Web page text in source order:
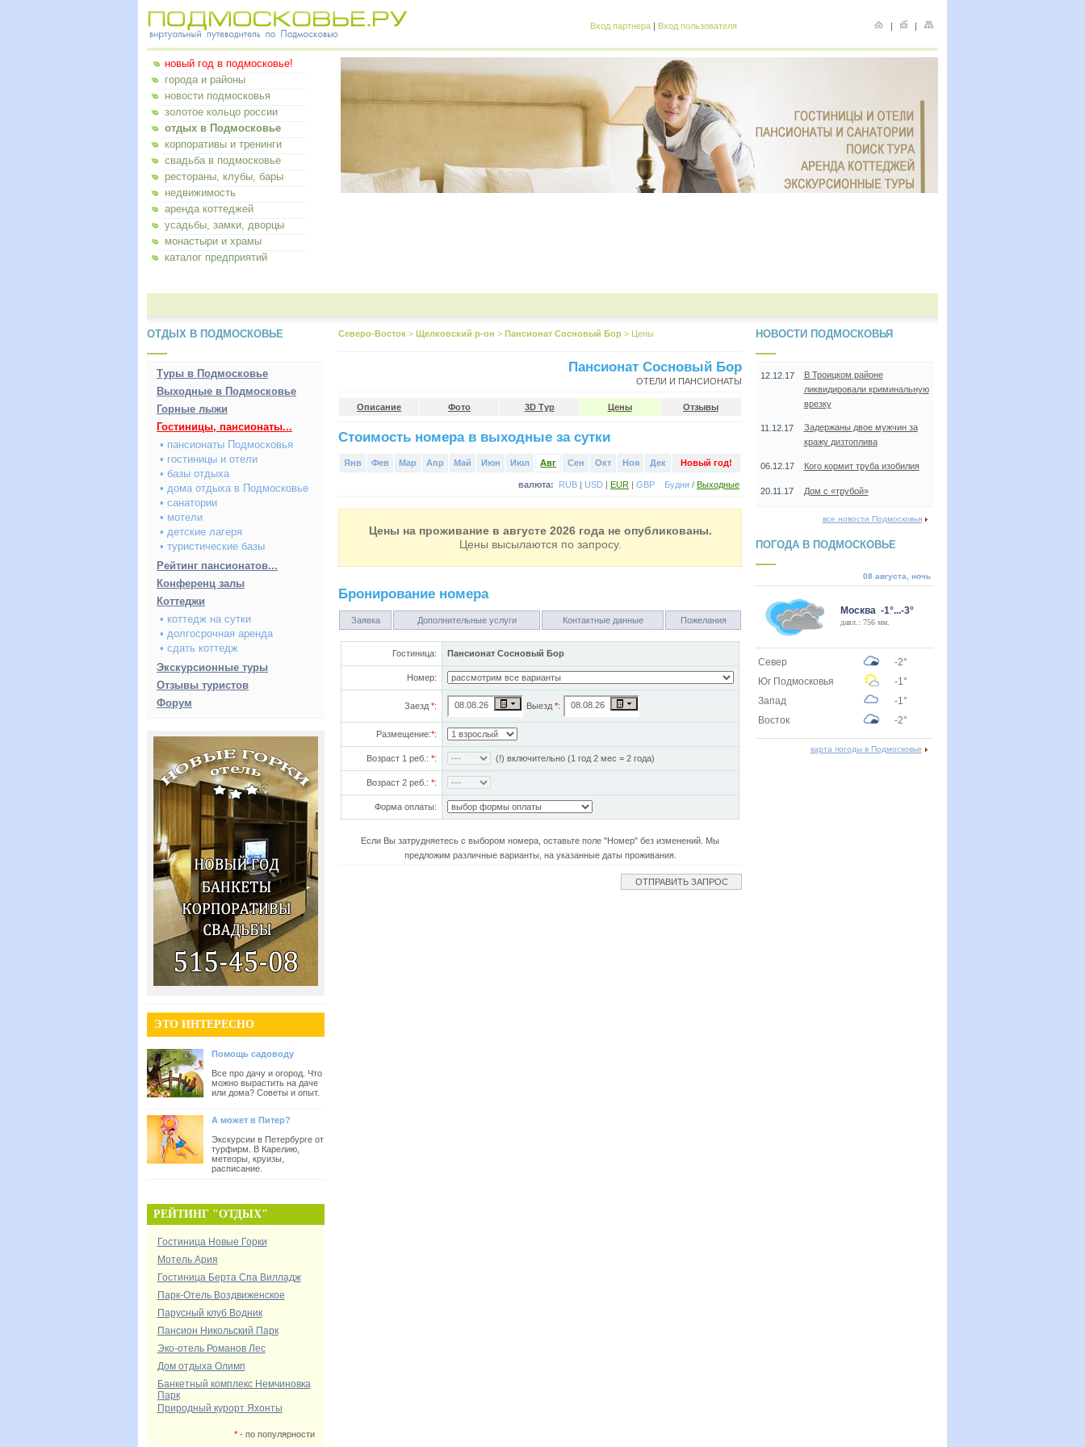
Вход партнера | Вход пользователя | |
новый год в подмосковье!
города и районы
новости подмосковья
золотое кольцо россии
отдых в Подмосковье
корпоративы и тренинги
свадьба в подмосковье
рестораны, клубы, бары
недвижимость
аренда коттеджей
усадьбы, замки, дворцы
монастыри и храмы
каталог предприятий
ОТДЫХ В ПОДМОСКОВЬЕ
Туры в Подмосковье
Выходные в Подмосковье
Горные лыжи
Гостиницы, пансионаты...
• пансионаты Подмосковья
• гостиницы и отели
• базы отдыха
• дома отдыха в Подмосковье
• санатории
• мотели
• детские лагеря
• туристические базы
Рейтинг пансионатов...
Конференц залы
Коттеджи
• коттедж на сутки
• долгосрочная аренда
• сдать коттедж
Экскурсионные туры
Отзывы туристов
Форум
ЭТО ИНТЕРЕСНО
Помощь садоводу
Все про дачу и огород. Что
можно вырастить на даче
или дома? Советы и опыт.
А может в Питер?
Экскурсии в Петербурге от
турфирм. В Карелию,
метеоры, круизы,
расписание.
РЕЙТИНГ "ОТДЫХ"
Гостиница Новые Горки
Мотель Ария
Гостиница Берта Спа Вилладж
Парк-Отель Воздвиженское
Парусный клуб Водник
Пансион Никольский Парк
Эко-отель Романов Лес
Дом отдыха Олимп
Банкетный комплекс Немчиновка
Парк
Природный курорт Яхонты
*- по популярности
Северо-Восток > Щелковский р-он > Пансионат Сосновый Бор > Цены
Пансионат Сосновый Бор
ОТЕЛИ И ПАНСИОНАТЫ
Описание Фото 3D Тур Цены Отзывы
Стоимость номера в выходные за сутки
Янв Фев Мар Апр Май Июн Июл Авг Сен Окт Ноя Дек Новый год!
валюта: RUB | USD | EUR | GBP Будни / Выходные
Цены на проживание в августе 2026 года не опубликованы.
Цены высылаются по запросу.
Бронирование номера
Заявка Дополнительные услуги Контактные данные Пожелания
Гостиница: Пансионат Сосновый Бор
Номер:
Заезд *: Выезд *:
Размещение:*:
Возраст 1 реб.: *: (!) включительно (1 год 2 мес = 2 года)
Возраст 2 реб.: *:
Форма оплаты:
Если Вы затрудняетесь с выбором номера, оставьте поле "Номер" без изменений. Мы
предложим различные варианты, на указанные даты проживания.
НОВОСТИ ПОДМОСКОВЬЯ
12.12.17
В Троицком районе
ликвидировали криминальную
врезку
11.12.17
Задержаны двое мужчин за
кражу дизтоплива
06.12.17 Кого кормит труба изобилия
20.11.17 Дом с «трубой»
все новости Подмосковья
ПОГОДА В ПОДМОСКОВЬЕ
08 августа, ночь
Москва -1°...-3°
давл.: 756 мм.
Север
-2°
Юг Подмосковья
-1°
Запад
-1°
Восток
-2°
карта погоды в Подмосковье